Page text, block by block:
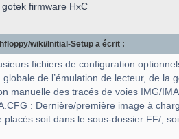
firmware HxC
wiki/Initial-Setup a écrit :
fichiers de configuration
de l’émulation de lecteur, de la
manuelle des tracés de voies IMG/
: Dernière/première image à
placés soit dans le sous-dossier FF/,